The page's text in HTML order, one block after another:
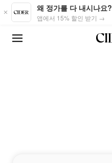
Skip to main content
왜 정가를 다 내시나요?
앱에서 15% 할인 받기 →